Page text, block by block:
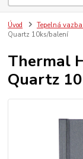
Úvod Tepelná
Quartz 10ks/balení
Thermal
Quartz